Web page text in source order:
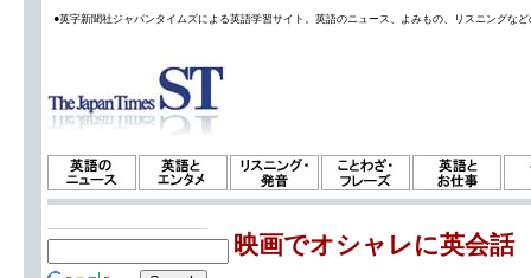
●英字新聞社ジャパンタイムズによる英語学習サイト。英語のニュース、よみもの、リスニングな
映画でオシャレに英会話